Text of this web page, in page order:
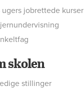
ugers jobrettede kurser
skolen
stillinger